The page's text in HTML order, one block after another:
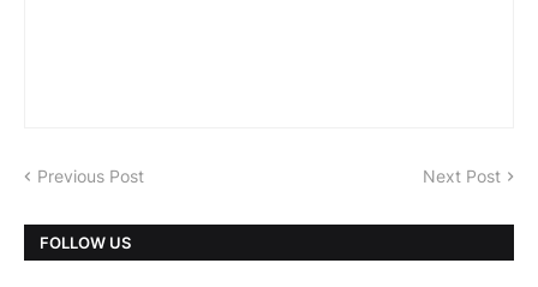
Previous Post Next Post
FOLLOW US